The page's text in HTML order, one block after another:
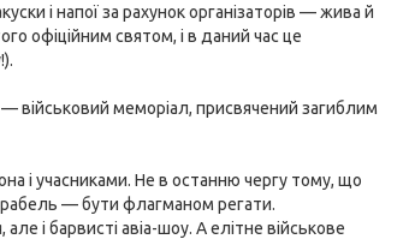
і напої за рахунок організаторів — жива й
офіційним святом, і в даний час це
військовий меморіал, присвячений загиблим
і учасниками. Не в останню чергу тому, що
— бути флагманом регати.
і барвисті авіа-шоу. А елітне військове